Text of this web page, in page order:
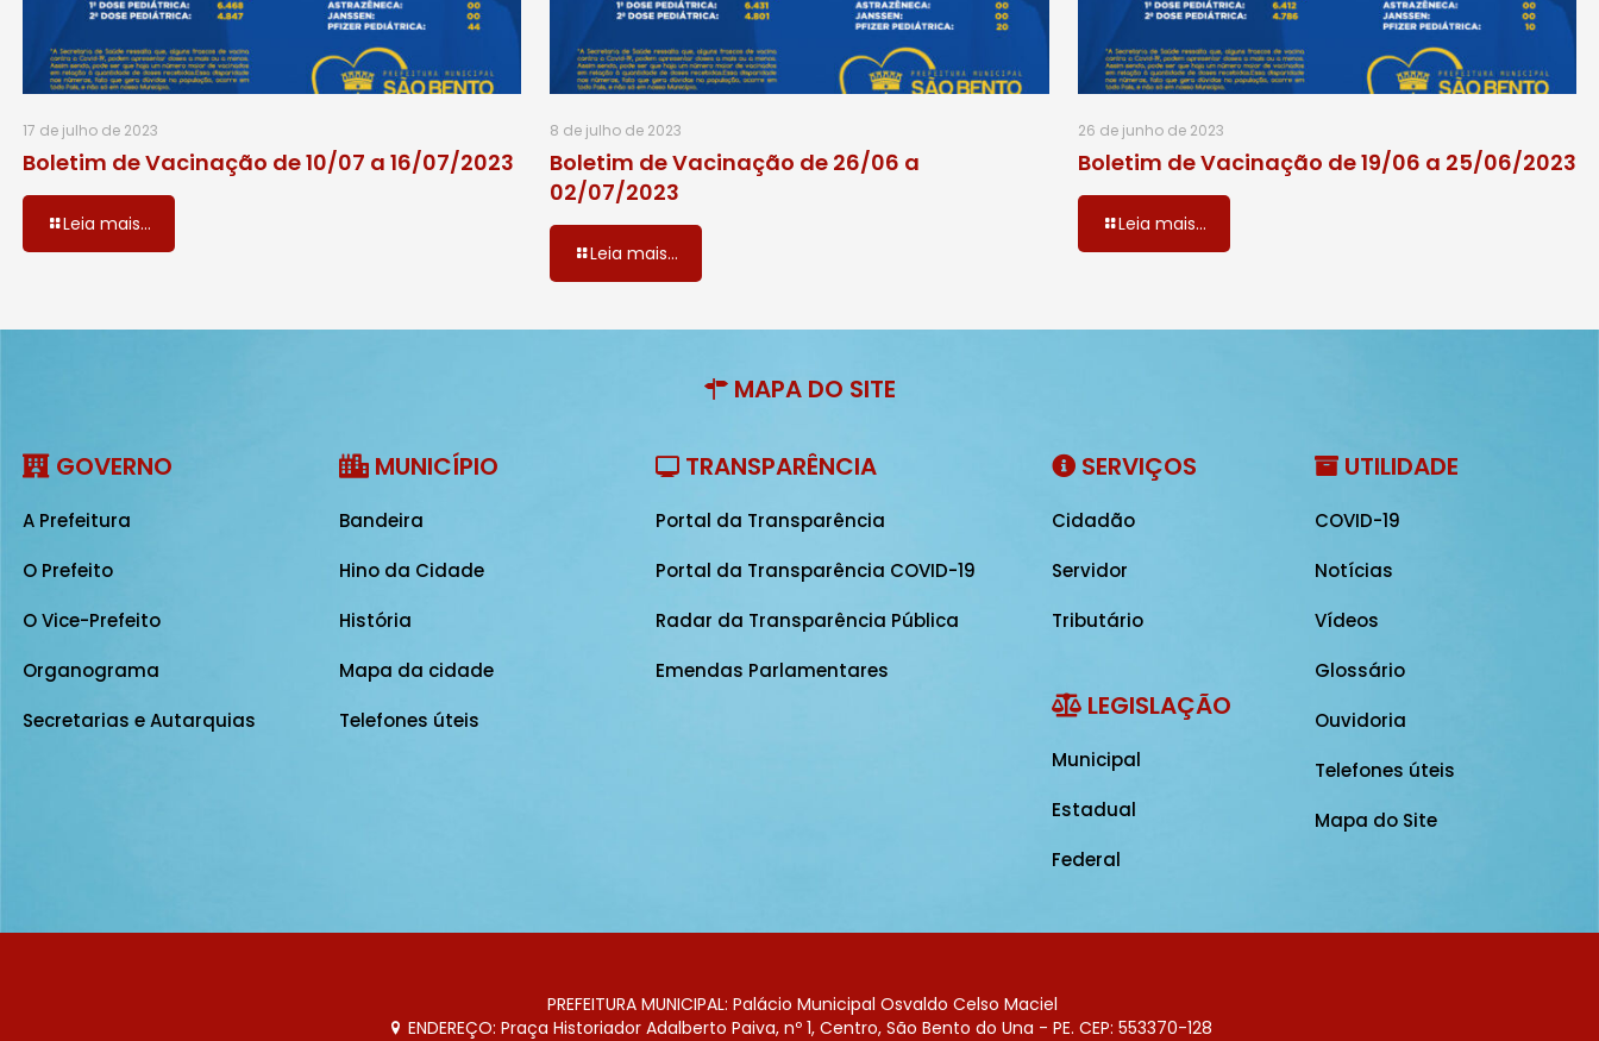
17 de julho de 2023
Boletim de Vacinação de 10/07 a 16/07/2023
Leia mais...
8 de julho de 2023
Boletim de Vacinação de 26/06 a
02/07/2023
Leia mais...
26 de junho de 2023
Boletim de Vacinação de 19/06 a 25/06/2023
Leia mais...
MAPA DO SITE
GOVERNO
A Prefeitura
O Prefeito
O Vice-Prefeito
Organograma
Secretarias e Autarquias
MUNICÍPIO
Bandeira
Hino da Cidade
História
Mapa da cidade
Telefones úteis
TRANSPARÊNCIA
Portal da Transparência
Portal da Transparência COVID-19
Radar da Transparência Pública
Emendas Parlamentares
SERVIÇOS
Cidadão
Servidor
Tributário
LEGISLAÇÃO
Municipal
Estadual
Federal
UTILIDADE
COVID-19
Notícias
Vídeos
Glossário
Ouvidoria
Telefones úteis
Mapa do Site
PREFEITURA MUNICIPAL: Palácio Municipal Osvaldo Celso Maciel
ENDEREÇO: Praça Historiador Adalberto Paiva, nº 1, Centro, São Bento do Una - PE. CEP: 553370-128